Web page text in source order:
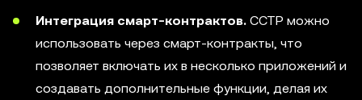
Интеграция смарт-контрактов. CCTP можно
использовать через смарт-контракты, что
позволяет включать их в несколько приложений и
создавать дополнительные функции, делая их